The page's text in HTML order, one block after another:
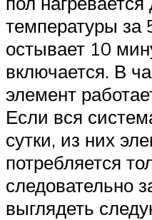
температуры за
остывает 10
включается. В
элемент
Если вся
сутки, из них
потребляется
следовательно
выглядеть